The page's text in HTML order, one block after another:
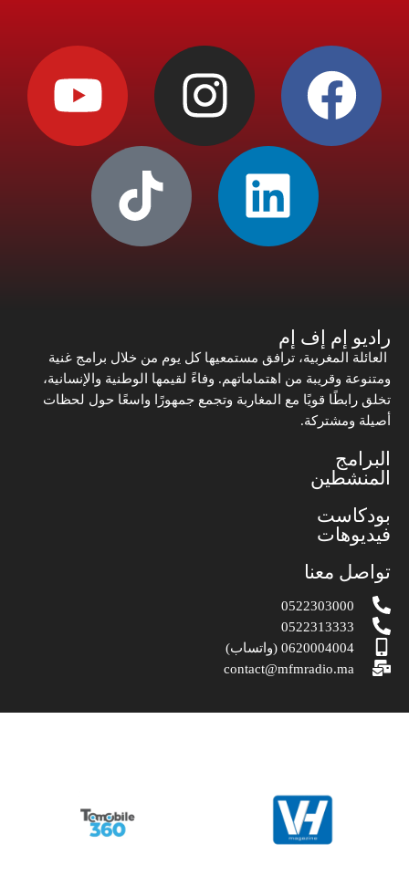
راديو إم إف إم
العائلة المغربية، ترافق مستمعيها كل يوم من خلال برامج غنية
ومتنوعة وقريبة من اهتماماتهم. وفاءً لقيمها الوطنية والإنسانية،
تخلق رابطًا قويًا مع المغاربة وتجمع جمهورًا واسعًا حول لحظات
أصيلة ومشتركة.
البرامج
المنشطين
بودكاست
فيديوهات
تواصل معنا
0522303000
0522313333
0620004004 (واتساب)
contact@mfmradio.ma